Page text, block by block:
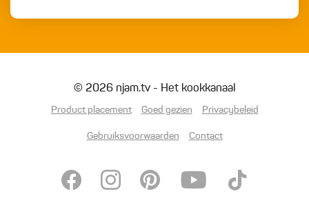
© 2026 njam.tv - Het kookkanaal
Product placement Goed gezien Privacybeleid
Gebruiksvoorwaarden Contact